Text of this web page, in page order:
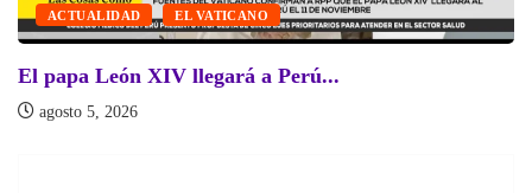
ACTUALIDAD EL VATICANO
El papa León XIV llegará a Perú...
agosto 5, 2026